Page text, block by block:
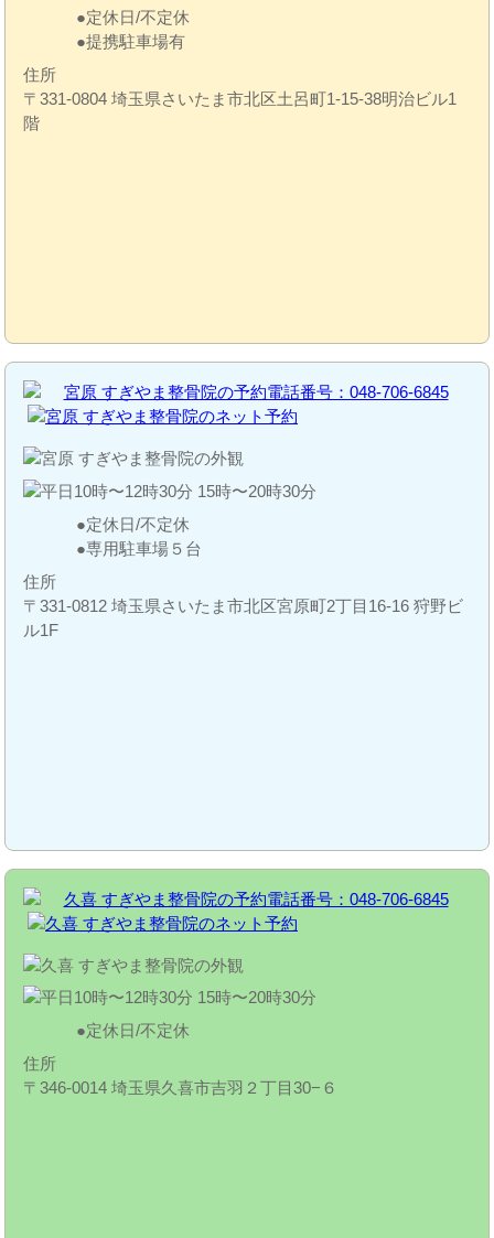
定休日/不定休
提携駐車場有
住所
〒331-0804 埼玉県さいたま市北区土呂町1-15-38明治ビル1
階
定休日/不定休
専用駐車場５台
住所
〒331-0812 埼玉県さいたま市北区宮原町2丁目16-16 狩野ビ
ル1F
定休日/不定休
住所
〒346-0014 埼玉県久喜市吉羽２丁目30−６